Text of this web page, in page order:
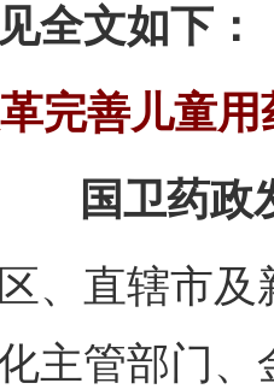
文如下：
完善儿童
国卫药政
、直辖市
主管部门